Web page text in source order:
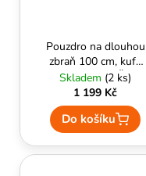
Pouzdro na dlouhou
zbraň 100 cm, kufr,
Delta Armory Šedá
Skladem (2 ks)
1 199 Kč
Do košíku